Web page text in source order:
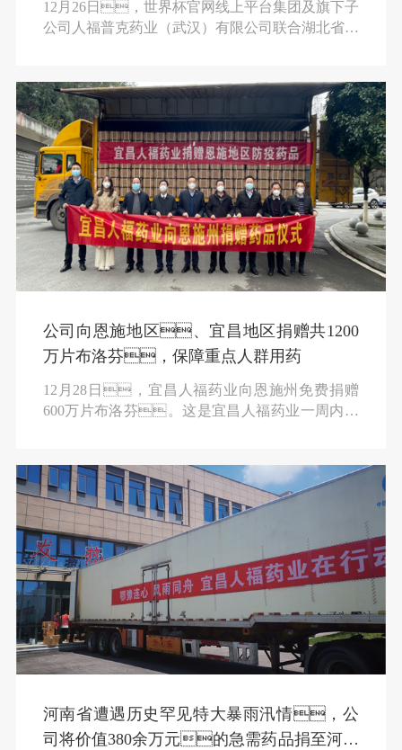
12月26日，世界杯官网线上平台集团及旗下子
公司人福普克药业（武汉）有限公司联合湖北省青
万盒布洛芬，总价值近500万元。本批医
药物资将通过专车运往甘肃省积石山县红十字会指
定地点。
公司向恩施地区、宜昌地区捐赠共1200
万片布洛芬，保障重点人群用药
12月28日，宜昌人福药业向恩施州免费捐赠
600万片布洛芬。这是宜昌人福药业一周内第
河南省遭遇历史罕见特大暴雨汛情，公
司将价值380余万元的急需药品捐至河南